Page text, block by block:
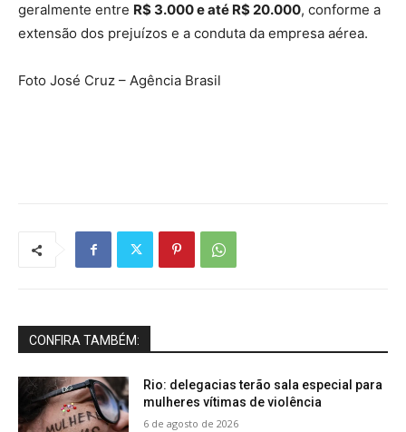
geralmente entre R$ 3.000 e até R$ 20.000, conforme a
extensão dos prejuízos e a conduta da empresa aérea.
Foto José Cruz – Agência Brasil
CONFIRA TAMBÉM:
Rio: delegacias terão sala especial para
mulheres vítimas de violência
6 de agosto de 2026